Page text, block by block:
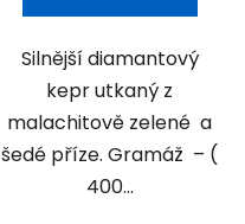
Silnější diamantový
kepr utkaný z
malachitově zelené a
šedé příze. Gramáž – (
400...